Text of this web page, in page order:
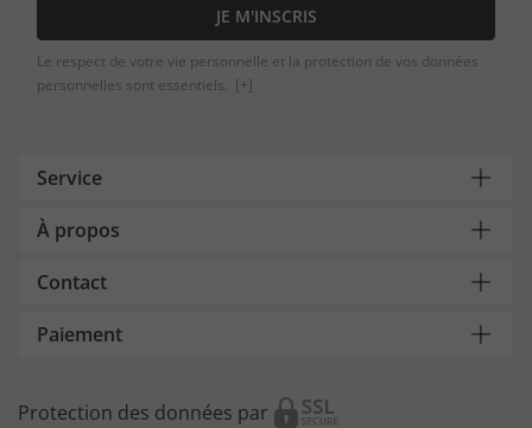
JE M'INSCRIS
Le respect de votre vie personnelle et la protection de vos données
personnelles sont essentiels. [+]
Service
À propos
Contact
Paiement
Protection des données par